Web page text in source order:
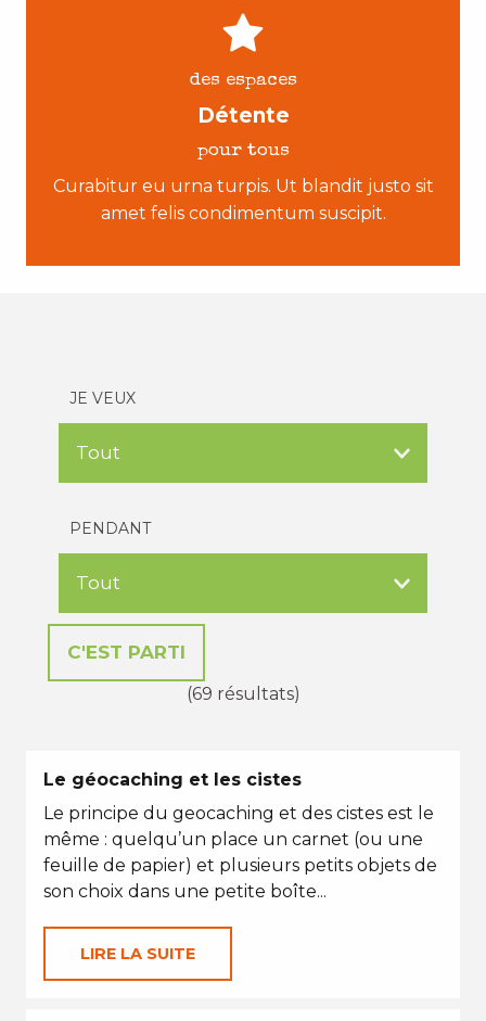
des espaces
Détente
pour tous
Curabitur eu urna turpis. Ut blandit justo sit
amet felis condimentum suscipit.
JE VEUX
PENDANT
(69 résultats)
Le géocaching et les cistes
Le principe du geocaching et des cistes est le
même : quelqu’un place un carnet (ou une
feuille de papier) et plusieurs petits objets de
son choix dans une petite boîte...
LIRE LA SUITE